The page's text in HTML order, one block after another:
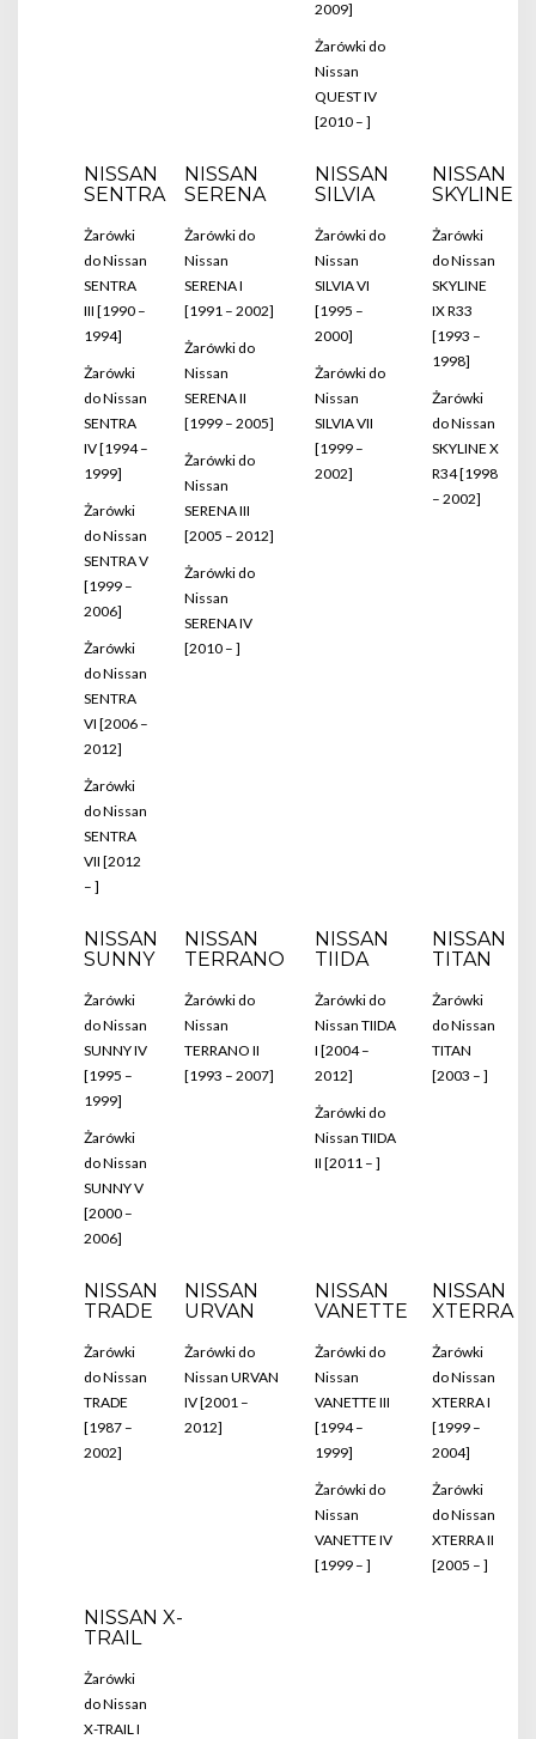
2009]
Żarówki do
Nissan
QUEST IV
[2010 – ]
NISSAN
SENTRA
Żarówki
do Nissan
SENTRA
III [1990 –
1994]
Żarówki
do Nissan
SENTRA
IV [1994 –
1999]
Żarówki
do Nissan
SENTRA V
[1999 –
2006]
Żarówki
do Nissan
SENTRA
VI [2006 –
2012]
Żarówki
do Nissan
SENTRA
VII [2012
– ]
NISSAN
SERENA
Żarówki do
Nissan
SERENA I
[1991 – 2002]
Żarówki do
Nissan
SERENA II
[1999 – 2005]
Żarówki do
Nissan
SERENA III
[2005 – 2012]
Żarówki do
Nissan
SERENA IV
[2010 – ]
NISSAN
SILVIA
Żarówki do
Nissan
SILVIA VI
[1995 –
2000]
Żarówki do
Nissan
SILVIA VII
[1999 –
2002]
NISSAN
SKYLINE
Żarówki
do Nissan
SKYLINE
IX R33
[1993 –
1998]
Żarówki
do Nissan
SKYLINE X
R34 [1998
– 2002]
NISSAN
SUNNY
Żarówki
do Nissan
SUNNY IV
[1995 –
1999]
Żarówki
do Nissan
SUNNY V
[2000 –
2006]
NISSAN
TERRANO
Żarówki do
Nissan
TERRANO II
[1993 – 2007]
NISSAN
TIIDA
Żarówki do
Nissan TIIDA
I [2004 –
2012]
Żarówki do
Nissan TIIDA
II [2011 – ]
NISSAN
TITAN
Żarówki
do Nissan
TITAN
[2003 – ]
NISSAN
TRADE
Żarówki
do Nissan
TRADE
[1987 –
2002]
NISSAN
URVAN
Żarówki do
Nissan URVAN
IV [2001 –
2012]
NISSAN
VANETTE
Żarówki do
Nissan
VANETTE III
[1994 –
1999]
Żarówki do
Nissan
VANETTE IV
[1999 – ]
NISSAN
XTERRA
Żarówki
do Nissan
XTERRA I
[1999 –
2004]
Żarówki
do Nissan
XTERRA II
[2005 – ]
NISSAN X-
TRAIL
Żarówki
do Nissan
X-TRAIL I